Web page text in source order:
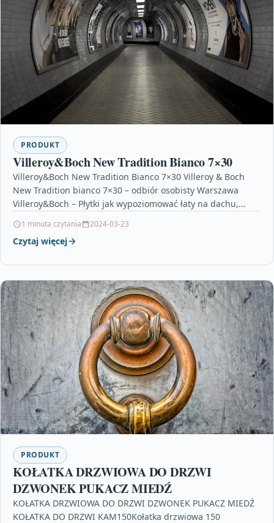
PRODUKT
Villeroy&Boch New Tradition Bianco 7×30
Villeroy&Boch New Tradition Bianco 7×30 Villeroy & Boch
New Tradition bianco 7×30 – odbiór osobisty Warszawa
Villeroy&Boch – Płytki jak wypoziomować łaty na dachu,…
1 minuta czytania 2024-03-23
Czytaj więcej
PRODUKT
KOŁATKA DRZWIOWA DO DRZWI
DZWONEK PUKACZ MIEDŹ
KOŁATKA DRZWIOWA DO DRZWI DZWONEK PUKACZ MIEDŹ
KOŁATKA DO DRZWI KAM150Kołatka drzwiowa 150